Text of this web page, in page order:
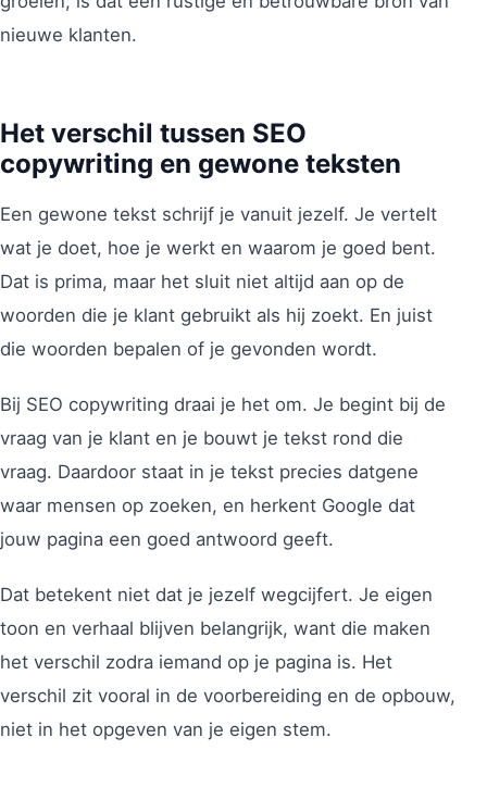
nieuwe klanten.
Het verschil tussen SEO
copywriting en gewone teksten
Een gewone tekst schrijf je vanuit jezelf. Je vertelt
wat je doet, hoe je werkt en waarom je goed bent.
Dat is prima, maar het sluit niet altijd aan op de
woorden die je klant gebruikt als hij zoekt. En juist
die woorden bepalen of je gevonden wordt.
Bij SEO copywriting draai je het om. Je begint bij de
vraag van je klant en je bouwt je tekst rond die
vraag. Daardoor staat in je tekst precies datgene
waar mensen op zoeken, en herkent Google dat
jouw pagina een goed antwoord geeft.
Dat betekent niet dat je jezelf wegcijfert. Je eigen
toon en verhaal blijven belangrijk, want die maken
het verschil zodra iemand op je pagina is. Het
verschil zit vooral in de voorbereiding en de opbouw,
niet in het opgeven van je eigen stem.